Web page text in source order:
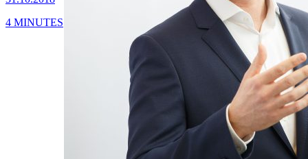
4 MINUTES